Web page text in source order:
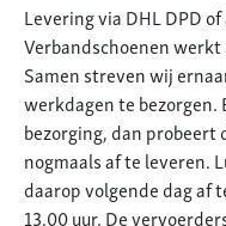
Levering via DHL DPD
Verbandschoenen werkt
Samen streven wij
werkdagen te
bezorging, dan probeert
nogmaals af te leveren.
daarop volgende dag af
13.00 uur. De